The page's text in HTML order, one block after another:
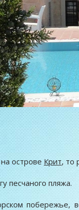
острове Крит, то
песчаного пляжа.
побережье,